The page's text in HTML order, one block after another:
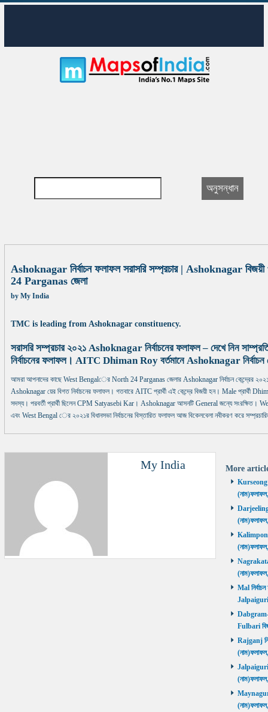
Ashoknagar নির্বাচন ফলাফল সরাসরি সম্প্রচার | Ashoknagar
24 Parganas জেলা
by My India
TMC is leading from Ashoknagar constituency.
সরাসরি সম্প্রচার ২০২১ Ashoknagar নির্বাচনের ফলাফল – দেখে নিন
নির্বাচনের ফলাফল। AITC Dhiman Roy বর্তমানে Ashoknagar নির্বাচন
আমরা আপনাদের কাছে West Bengalের North 24 Parganas জেলার Ashoknagar নির্বাচন কেন্দ্রের
Ashoknagar য়ের বিগত নির্বাচনের ফলাফল। গতবারে AITC প্রার্থী এই কেন্দ্রে বিজয়ী হন। Male প্রার্থী
সদস্য। পরবর্তী প্রার্থী ছিলেন CPM Satyasebi Kar। Ashoknagar আসনটি General জন্যে সংরক্ষিত।
এবং West Bengal ের ২০২১র বিধানসভা নির্বাচনের বিস্তারিত ফলাফল আজ বিকেলবেলা নবীকরণ করে
My India More
Kurseong
Darjeeling
Kalimpong
Nagrakata
Mal
Jalpaiguri
Dabgram-
Fulbari
Rajganj
Jalpaiguri
Maynaguri